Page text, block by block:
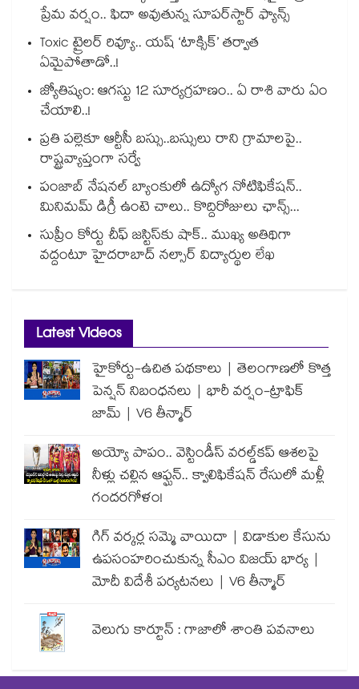
ప్రేమ వర్షం.. ఫిదా అవుతున్న సూపర్‌స్టార్ ఫ్యాన్స్
Toxic ట్రైలర్ రివ్యూ.. యష్ ‘టాక్సిక్’ తర్వాత
ఏమైపోతాడో..!
జ్యోతిష్యం: ఆగస్టు 12 సూర్యగ్రహణం.. ఏ రాశి వారు ఏం
చేయాలి..!
ప్రతి పల్లెకూ ఆర్టీసీ బస్సు..బస్సులు రాని గ్రామాలపై..
రాష్ట్రవ్యాప్తంగా సర్వే
పంజాబ్ నేషనల్ బ్యాంకులో ఉద్యోగ నోటిఫికేషన్..
మినిమమ్ డిగ్రీ ఉంటె చాలు.. కొద్దిరోజులు ఛాన్స్...
సుప్రీం కోర్టు చీఫ్ జస్టిస్⁭కు షాక్.. ముఖ్య అతిథిగా
వద్దంటూ హైదరాబాద్ నల్సార్ విద్యార్థుల లేఖ
Latest Videos
హైకోర్టు-ఉచిత పథకాలు | తెలంగాణలో కొత్త
పెన్షన్ నిబంధనలు | భారీ వర్షం-ట్రాఫిక్
జామ్ | V6 తీన్మార్
అయ్యో పాపం.. వెస్టిండీస్ వరల్డ్‌కప్ ఆశలపై
నీళ్లు చల్లిన ఆఫ్ఘన్.. క్వాలిఫికేషన్ రేసులో మళ్లీ
గందరగోళం!
గిగ్ వర్కర్ల సమ్మె వాయిదా | విడాకుల కేసును
ఉపసంహరించుకున్న సీఎం విజయ్ భార్య |
మోదీ విదేశీ పర్యటనలు | V6 తీన్మార్
వెలుగు కార్టూన్ : గాజాలో శాంతి పవనాలు